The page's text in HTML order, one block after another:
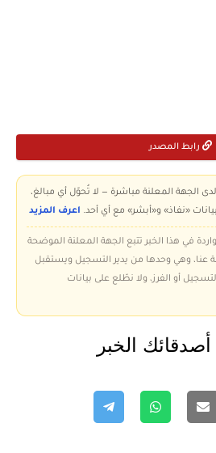
رابط المصدر
الجهة المعلنة مباشرة — لا تُحوّل أي مبالغ،
«نفاذ» و«أبشر» مع أي أحد. اعرف المزيد
في هذا الخبر تتبع الجهة المعلنة الموضحة
عنا، وهي وحدها من يدير التسجيل ويستقبل
أو الفرز، ولا نطّلع على بيانات
الخبر